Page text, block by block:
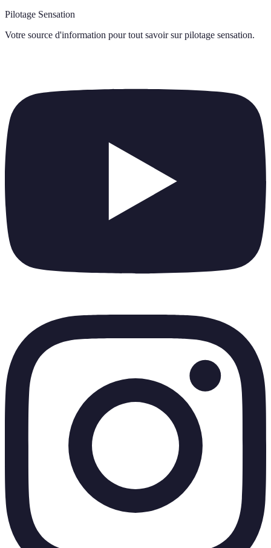
Pilotage Sensation
Votre source d'information pour tout savoir sur pilotage sensation.